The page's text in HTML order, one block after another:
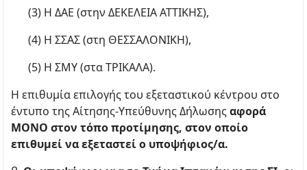
(3) Η ΔΑΕ (στην ΔΕΚΕΛΕΙΑ ΑΤΤΙΚΗΣ),
(4) Η ΣΣΑΣ (στη ΘΕΣΣΑΛΟΝΙΚΗ),
(5) Η ΣΜΥ (στα ΤΡΙΚΑΛΑ).
Η επιθυμία επιλογής του εξεταστικού κέντρου στο
έντυπο της Αίτησης-Υπεύθυνης Δήλωσηςαφορά
ΜΟΝΟ στον τόπο προτίμησης, στον οποίο
επιθυμεί να εξεταστεί ο υποψήφιος/α.